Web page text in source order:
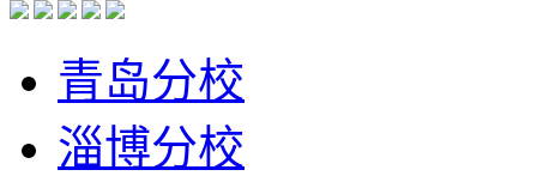
青岛分校
淄博分校